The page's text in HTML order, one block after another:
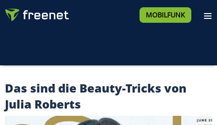
MOBILFUNK
Das sind die Beauty-Tricks von
Julia Roberts